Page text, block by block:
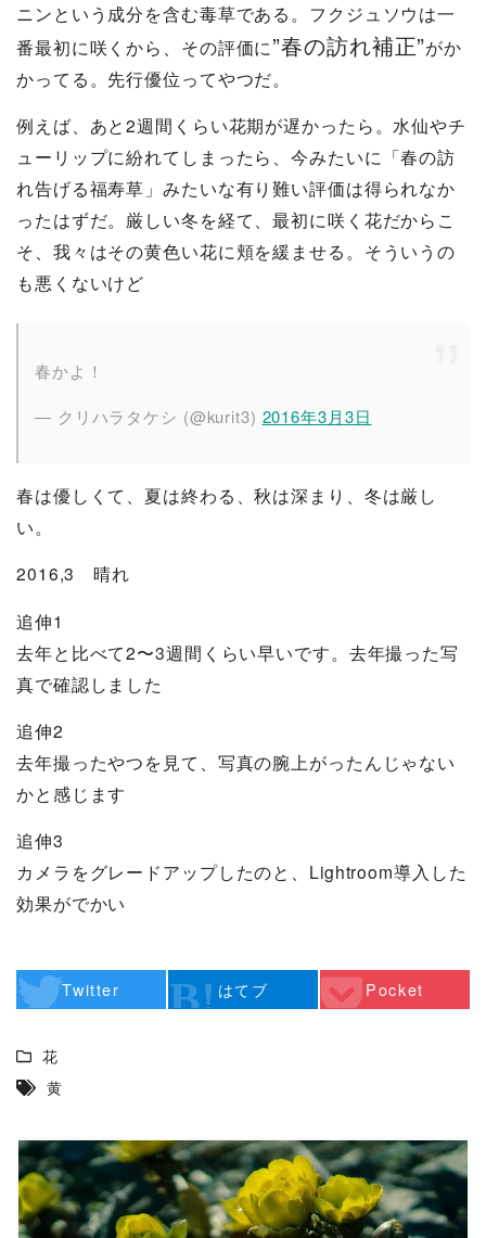
ニンという成分を含む毒草である。フクジュソウは一
番最初に咲くから、その評価に”春の訪れ補正”がか
かってる。先行優位ってやつだ。
例えば、あと2週間くらい花期が遅かったら。水仙やチ
ューリップに紛れてしまったら、今みたいに「春の訪
れ告げる福寿草」みたいな有り難い評価は得られなか
ったはずだ。厳しい冬を経て、最初に咲く花だからこ
そ、我々はその黄色い花に頬を緩ませる。そういうの
も悪くないけど
春かよ！
— クリハラタケシ (@kurit3) 2016年3月3日
春は優しくて、夏は終わる、秋は深まり、冬は厳し
い。
2016,3 晴れ
追伸1
去年と比べて2〜3週間くらい早いです。去年撮った写
真で確認しました
追伸2
去年撮ったやつを見て、写真の腕上がったんじゃない
かと感じます
追伸3
カメラをグレードアップしたのと、Lightroom導入した
効果がでかい
Twitter はてブ Pocket
花
黄